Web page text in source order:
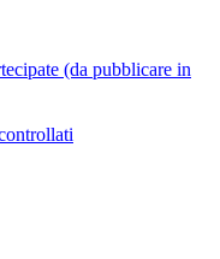
(da pubblicare in